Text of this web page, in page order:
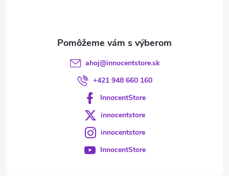
ahoj@innocentstore.sk
+421 948 660 160
InnocentStore
innocentstore
innocentstore
InnocentStore